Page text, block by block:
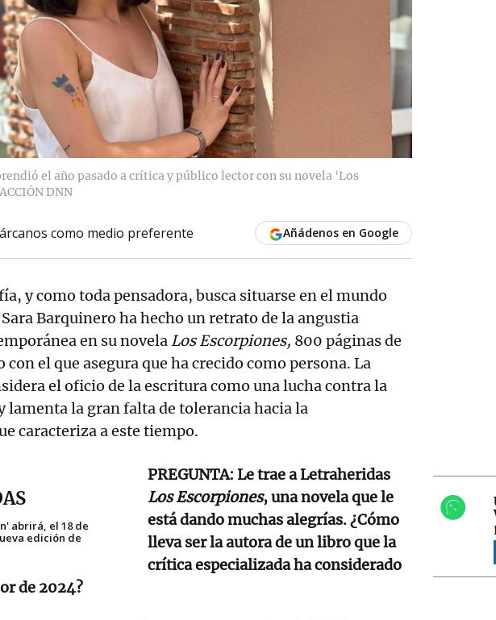
el año pasado a crítica y público lector con su novela ‘Los
DNN
como medio preferente Añádenos en Google
y como toda pensadora, busca situarse en el mundo
Barquinero ha hecho un retrato de la angustia
en su novela Los Escorpiones, 800 páginas de
el que asegura que ha crecido como persona. La
el oficio de la escritura como una lucha contra la
lamenta la gran falta de tolerancia hacia la
caracteriza a este tiempo.
abrirá, el 18 de
edición de
PREGUNTA: Le trae a Letraheridas
Los Escorpiones, una novela que le
está dando muchas alegrías. ¿Cómo
lleva ser la autora de un libro que la
crítica especializada ha considerado
de 2024?